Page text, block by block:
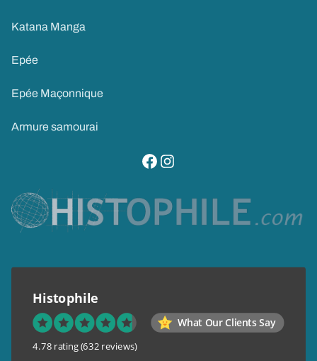
Katana Manga
Epée
Epée Maçonnique
Armure samourai
visitez notre page facebook
suivez notre compte instagram
Histophile
What Our Clients Say
4.78 rating (632 reviews)